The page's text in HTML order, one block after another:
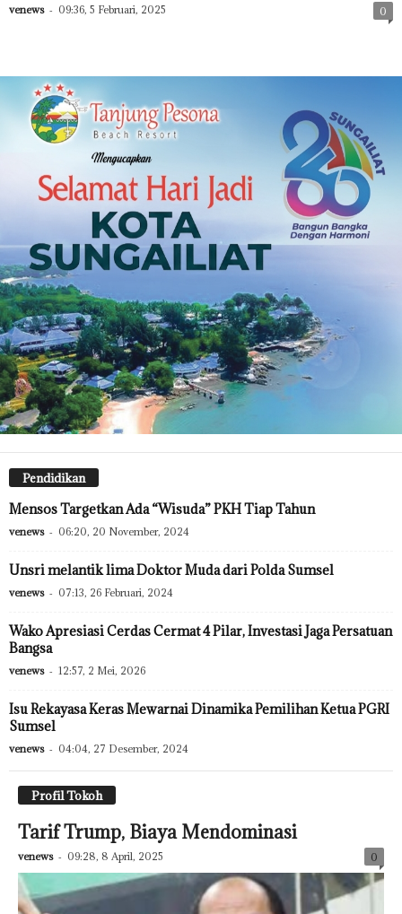
venews - 09:36, 5 Februari, 2025 0
Pendidikan
Mensos Targetkan Ada “Wisuda” PKH Tiap Tahun
venews - 06:20, 20 November, 2024
Unsri melantik lima Doktor Muda dari Polda Sumsel
venews - 07:13, 26 Februari, 2024
Wako Apresiasi Cerdas Cermat 4 Pilar, Investasi Jaga Persatuan
Bangsa
venews - 12:57, 2 Mei, 2026
Isu Rekayasa Keras Mewarnai Dinamika Pemilihan Ketua PGRI
Sumsel
venews - 04:04, 27 Desember, 2024
Profil Tokoh
Tarif Trump, Biaya Mendominasi
venews - 09:28, 8 April, 2025 0